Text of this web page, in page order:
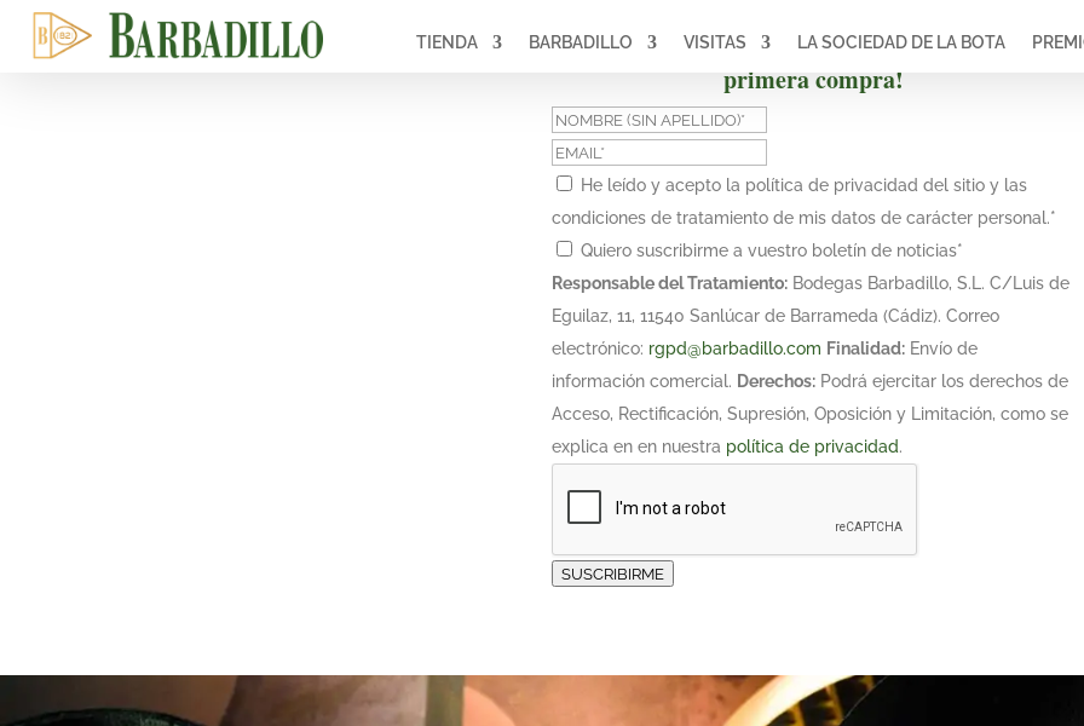
¡Suscríbete y obtén un 10% de descuento en tu
primera compra!
He leído y acepto la política de privacidad del sitio y las
condiciones de tratamiento de mis datos de carácter personal.*
Quiero suscribirme a vuestro boletín de noticias*
Responsable del Tratamiento: Bodegas Barbadillo, S.L. C/Luis de
Eguilaz, 11, 11540 Sanlúcar de Barrameda (Cádiz). Correo
electrónico: rgpd@barbadillo.com Finalidad: Envío de
información comercial. Derechos: Podrá ejercitar los derechos de
Acceso, Rectificación, Supresión, Oposición y Limitación, como se
explica en en nuestra política de privacidad.
SUSCRIBIRME
TIENDA BARBADILLO VISITAS LA SOCIEDAD DE LA BOTA